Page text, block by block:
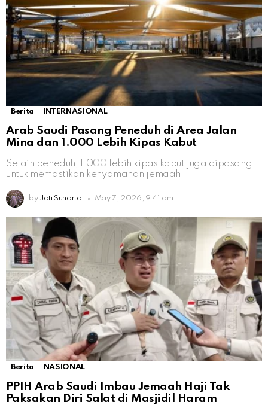
Berita INTERNASIONAL
Arab Saudi Pasang Peneduh di Area Jalan
Mina dan 1.000 Lebih Kipas Kabut
Selain peneduh, 1.000 lebih kipas kabut juga dipasang
untuk memastikan kenyamanan jemaah
by Jati Sunarto May 7, 2026, 9:41 am
Berita NASIONAL
PPIH Arab Saudi Imbau Jemaah Haji Tak
Paksakan Diri Salat di Masjidil Haram